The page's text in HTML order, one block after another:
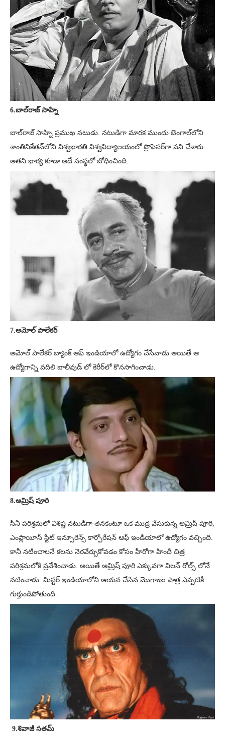
6.బాల్‌రాజ్ సాహ్ని
బాల్‌రాజ్ సాహ్ని ప్రముఖ నటుడు. నటుడిగా మారక ముందు బెంగాల్‌లోని
శాంతినికేతన్‌లోని విశ్వభారతి విశ్వవిద్యాలయంలో ప్రొఫెసర్‌గా పని చేశారు.
అతని భార్య కూడా అదే సంస్థలో బోధించింది.
7.అమోల్ పాలేకర్
అమోల్ పాలేకర్ బ్యాంక్ ఆఫ్ ఇండియాలో ఉద్యోగం చేసేవాడు.అయితే ఆ
ఉద్యోగాన్ని వదిలి బాలీవుడ్‌ లో కెరీర్‌లో కొనసాగించాడు.
8.అమ్రిష్ పూరి
సినీ పరిశ్రమలో విశిష్ట నటుడిగా తనకంటూ ఒక ముద్ర వేసుకున్న అమ్రిష్ పూరి,
ఎంప్లాయీస్ స్టేట్ ఇన్సూరెన్స్ కార్పోరేషన్ ఆఫ్ ఇండియాలో ఉద్యోగం వచ్చింది.
కానీ నటించాలనే కలను నెరవేర్చుకోవడం కోసం హీరోగా హిందీ చిత్ర
పరిశ్రమలోకి ప్రవేశించాడు. అయితే అమ్రిష్ పూరి ఎక్కువగా విలన్ రోల్స్ లోనే
నటించాడు. మిస్టర్ ఇండియాలోని ఆయన చేసిన మొగాంబ పాత్ర ఎప్పటికీ
గుర్తుండిపోతుంది.
9.శివాజీ సతమ్